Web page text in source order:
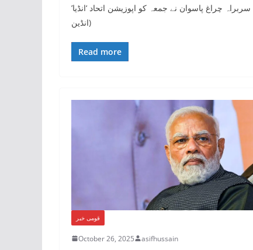
سربراہ چراغ پاسوان نے جمعہ کو اپوزیشن اتحاد ‘انڈیا’
(انڈین
Read more
قومی خبر
October 26, 2025 asifhussain